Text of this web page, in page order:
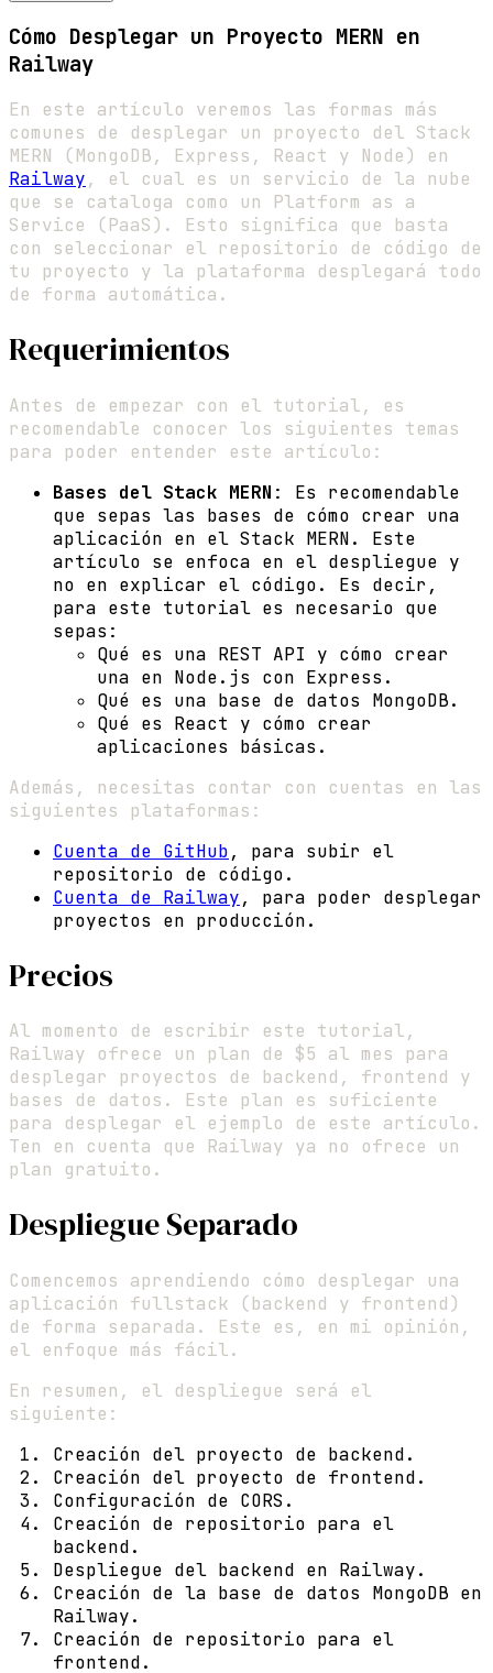
Cómo Desplegar un Proyecto MERN en
Railway
En este artículo veremos las formas más
comunes de desplegar un proyecto del Stack
MERN (MongoDB, Express, React y Node) en
Railway, el cual es un servicio de la nube
que se cataloga como un Platform as a
Service (PaaS). Esto significa que basta
con seleccionar el repositorio de código de
tu proyecto y la plataforma desplegará todo
de forma automática.
Requerimientos
Antes de empezar con el tutorial, es
recomendable conocer los siguientes temas
para poder entender este artículo:
Bases del Stack MERN : Es recomendable
que sepas las bases de cómo crear una
aplicación en el Stack MERN. Este
artículo se enfoca en el despliegue y
no en explicar el código. Es decir,
para este tutorial es necesario que
sepas:
Qué es una REST API y cómo crear
una en Node.js con Express.
Qué es una base de datos MongoDB.
Qué es React y cómo crear
aplicaciones básicas.
Además, necesitas contar con cuentas en las
siguientes plataformas:
Cuenta de GitHub, para subir el
repositorio de código.
Cuenta de Railway, para poder desplegar
proyectos en producción.
Precios
Al momento de escribir este tutorial,
Railway ofrece un plan de $5 al mes para
desplegar proyectos de backend, frontend y
bases de datos. Este plan es suficiente
para desplegar el ejemplo de este artículo.
Ten en cuenta que Railway ya no ofrece un
plan gratuito.
Despliegue Separado
Comencemos aprendiendo cómo desplegar una
aplicación fullstack (backend y frontend)
de forma separada. Este es, en mi opinión,
el enfoque más fácil.
En resumen, el despliegue será el
siguiente:
Creación del proyecto de backend.
Creación del proyecto de frontend.
Configuración de CORS.
Creación de repositorio para el
backend.
Despliegue del backend en Railway.
Creación de la base de datos MongoDB en
Railway.
Creación de repositorio para el
frontend.